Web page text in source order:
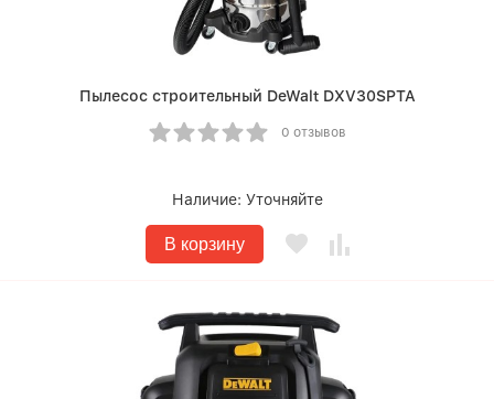
Пылесос строительный DeWalt DXV30SPTA
0 отзывов
Наличие: Уточняйте
В корзину